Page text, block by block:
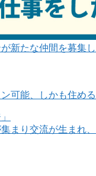
新たな仲間を募集
可能、しかも住め
まり交流が生まれ